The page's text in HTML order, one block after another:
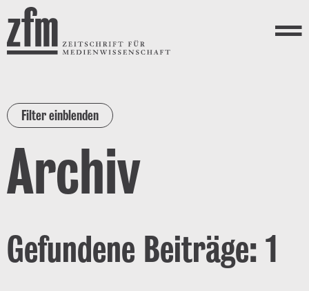
Direkt zum Inhalt
ZEITSCHRIFT FÜR
MEDIENWISSENSCHAFT
Menü
Filter einblenden
Archiv
Gefundene Beiträge: 1